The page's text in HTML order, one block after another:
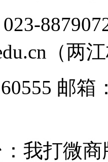
（两
邮箱
我打微